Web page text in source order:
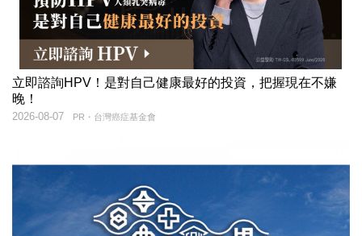
立即諮詢HPV！是對自己健康最好的投資，把握現在不嫌
晚！
PR・台灣癌症基金會
2026-08-07